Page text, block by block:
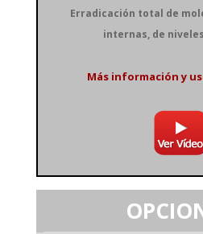
Erradicación total de
internas, de
Más información y